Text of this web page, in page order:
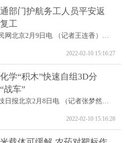
部门护航务工人员平安返
工
2022-02-10 15:16:27
学“积木”快速自组3D分
战车”
2022-02-10 15:16:28